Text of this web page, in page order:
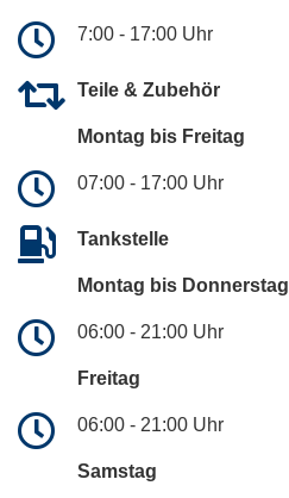
7:00 - 17:00 Uhr
Teile & Zubehör
Montag bis Freitag
07:00 - 17:00 Uhr
Tankstelle
Montag bis Donnerstag
06:00 - 21:00 Uhr
Freitag
06:00 - 21:00 Uhr
Samstag